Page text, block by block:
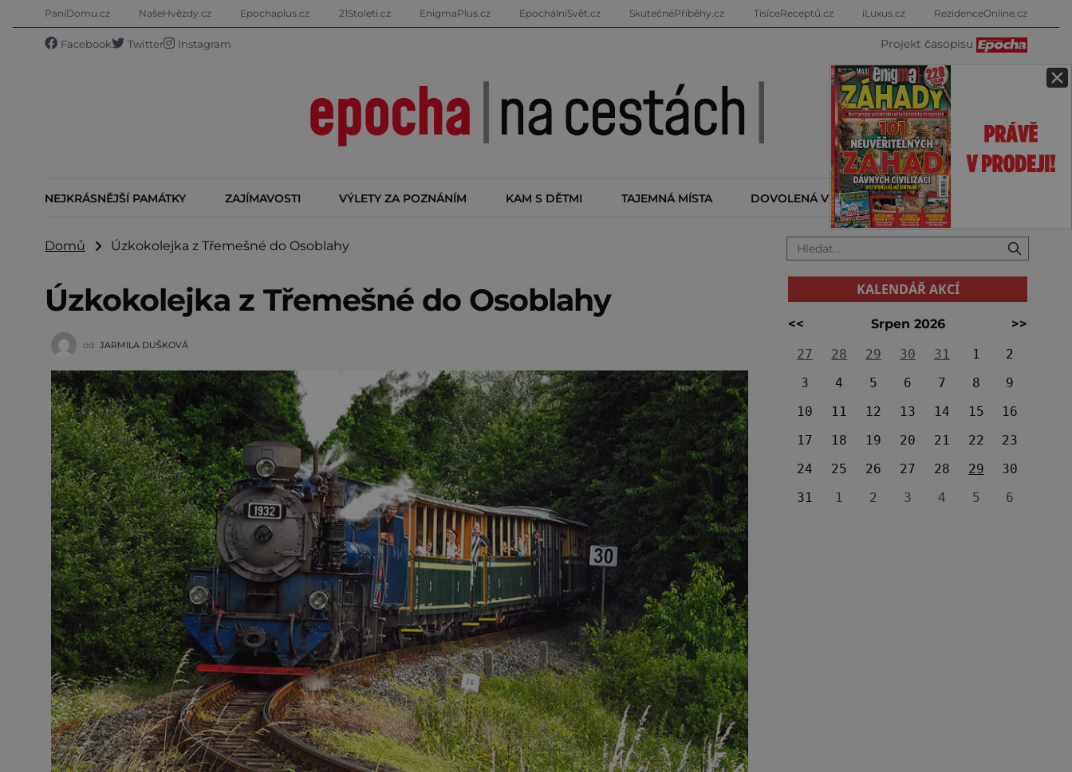
×
PaníDomu.cz NašeHvězdy.cz Epochaplus.cz 21Stoleti.cz EnigmaPlus.cz EpochálníSvět.cz SkutečnéPříběhy.cz TisíceReceptů.cz iLuxus.cz RezidenceOnline.cz
Facebook Twitter Instagram Projekt časopisu
NEJKRÁSNĚJŠÍ PAMÁTKY ZAJÍMAVOSTI VÝLETY ZA POZNÁNÍM KAM S DĚTMI TAJEMNÁ MÍSTA DOVOLENÁ V ZAHRANIČÍ KALENDÁŘ AKCÍ
Domů Úzkokolejka z Třemešné do Osoblahy
Úzkokolejka z Třemešné do Osoblahy
od JARMILA DUŠKOVÁ
KALENDÁŘ AKCÍ
<< Srpen 2026
>>
27
28 29 30 31 1
2
3
4 5 6 7 8
9
10
11 12 13 14 15
16
17
18 19 20 21 22
23
24
25 26 27 28 29
30
31
1 2 3 4 5 6